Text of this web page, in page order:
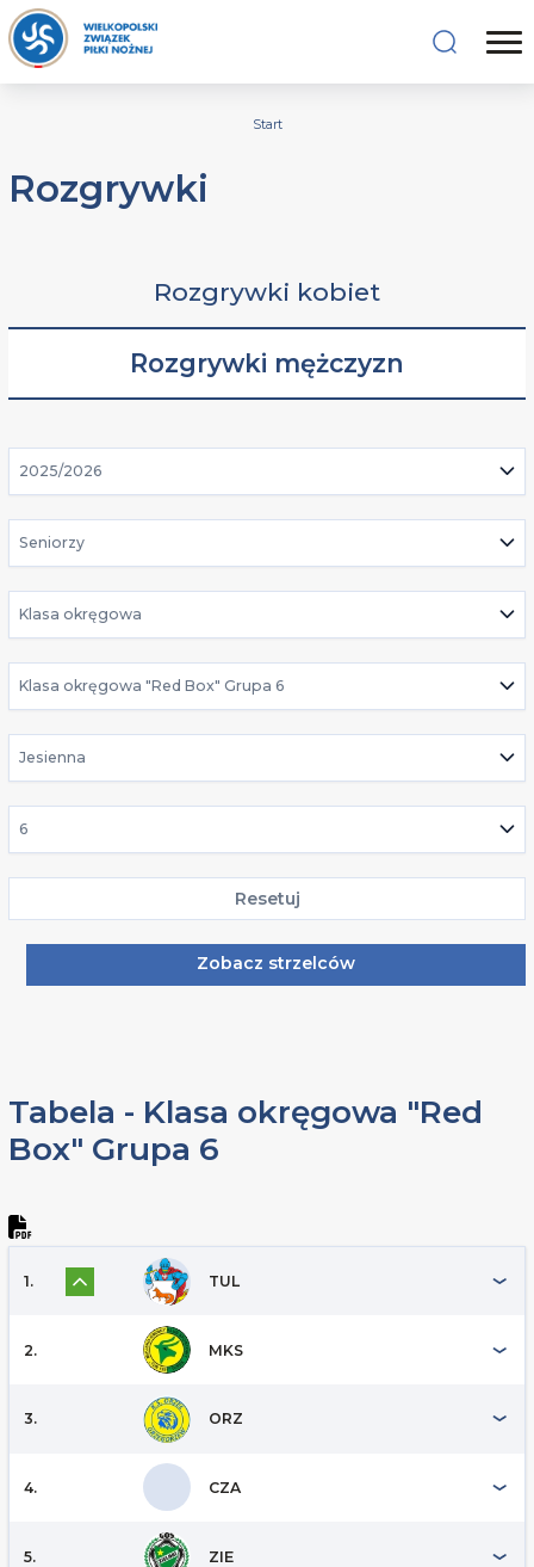
Start
Rozgrywki
Rozgrywki kobiet
Rozgrywki mężczyzn
2025/2026
Seniorzy
Klasa okręgowa
Klasa okręgowa "Red Box" Grupa 6
Jesienna
6
Resetuj
Zobacz strzelców
Tabela - Klasa okręgowa "Red
Box" Grupa 6
1. TUL
2. MKS
3. ORZ
4. CZA
5. ZIE